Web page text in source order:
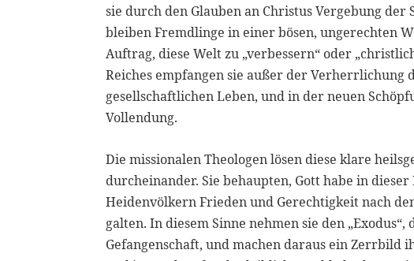
sie durch den Glauben an Christus Vergebung
bleiben Fremdlinge in einer bösen, ungerechten
Auftrag, diese Welt zu „verbessern“ oder
Reiches empfangen sie außer der Verherrlichung
gesellschaftlichen Leben, und in der neuen
Vollendung.
Die missionalen Theologen lösen diese klare
durcheinander. Sie behaupten, Gott habe in
Heidenvölkern Frieden und Gerechtigkeit nach
galten. In diesem Sinne nehmen sie den
Gefangenschaft, und machen daraus ein Zerrbild